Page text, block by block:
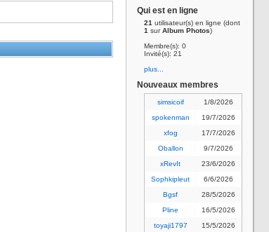
Qui est en ligne
21 utilisateur(s) en ligne (dont
1 surAlbum Photos)
Membre(s): 0
Invité(s): 21
plus...
Nouveaux membres
simsicoif
1/8/2026
spokenman
19/7/2026
xfog
17/7/2026
Oballon
9/7/2026
xRevIt
23/6/2026
Sophkipleut
6/6/2026
Bgsf
28/5/2026
Pline
16/5/2026
toyaji1797
15/5/2026